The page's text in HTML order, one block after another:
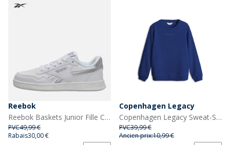
Reebok
Reebok Baskets Junior Fille Court Advance Blanc/Blanc/Silver Metallic
PVC49,99 €
Rabais30,00 €
Copenhagen Legacy
Copenhagen Legacy Sweat-Shirt Bleu Cobalt
PVC39,99 €
Ancien prix:10,99 €